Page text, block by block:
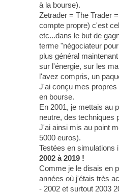
à la bourse).
Zetrader = The Trader
compte propre) c'est
etc...dans le but de
terme "négociateur
plus général
sur l'énergie, sur les
l'avez compris, un
J'ai conçu mes propres
en bourse.
En 2001, je mettais au
neutre, des techniques
J'ai ainsi mis au point
5000 euros).
Testées en simulations
2002 à 2019 !
Comme je le disais en
années où j'étais très
- 2002 et surtout 2003